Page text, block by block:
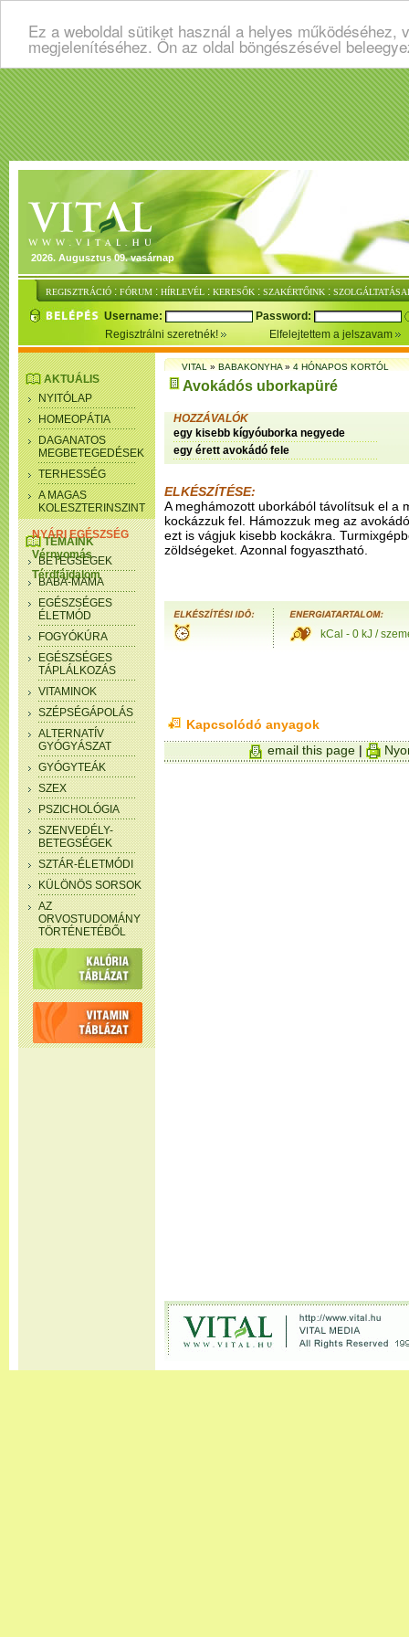
Ez a weboldal sütiket használ a helyes
megjelenítéséhez. Ön az oldal böngészésével
2026. Augusztus 09. vasárnap
REGISZTRÁCIÓ : FÓRUM : HÍRLEVÉL : KERESŐK : SZAKÉRTŐINK :
Username:
Password:
Regisztrálni szeretnék!
Elfelejtettem a jelszavam
AKTUÁLIS
NYITÓLAP
HOMEOPÁTIA
DAGANATOS
MEGBETEGEDÉSEK
TERHESSÉG
A MAGAS
KOLESZTERINSZINT
NYÁRI EGÉSZSÉG
Vérnyomás
Térdfájdalom
TÉMÁINK
BETEGSÉGEK
BABA-MAMA
EGÉSZSÉGES
ÉLETMÓD
FOGYÓKÚRA
EGÉSZSÉGES
TÁPLÁLKOZÁS
VITAMINOK
SZÉPSÉGÁPOLÁS
ALTERNATÍV
GYÓGYÁSZAT
GYÓGYTEÁK
SZEX
PSZICHOLÓGIA
SZENVEDÉLY-
BETEGSÉGEK
SZTÁR-ÉLETMÓDI
KÜLÖNÖS SORSOK
AZ
ORVOSTUDOMÁNY
TÖRTÉNETÉBŐL
VITAL»BABAKONYHA»4 HÓNAPOS KORTÓL
Avokádós uborkapüré
HOZZÁVALÓK
egy kisebb kígyóuborka negyede
egy érett avokádó fele
ELKÉSZÍTÉSE:
A meghámozott uborkából távolítsuk el a
kockázzuk fel. Hámozzuk meg az
ezt is vágjuk kisebb kockákra.
zöldségeket. Azonnal fogyasztható.
kCal - 0 kJ /
Kapcsolódó anyagok
email this page |